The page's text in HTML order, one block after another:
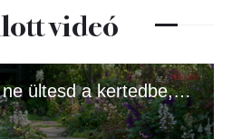
videó
Ezt az 5 növényt ne ültesd a kertedbe, ha jót akarsz!